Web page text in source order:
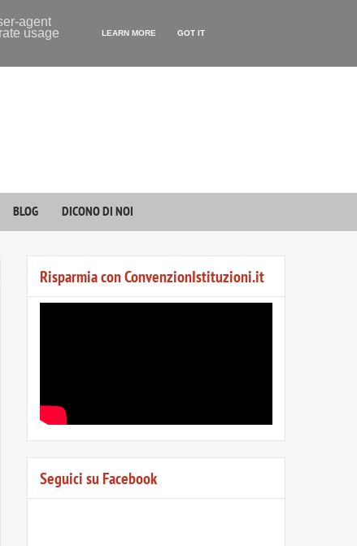
BLOG DICONO DI NOI
Risparmia con ConvenzionIstituzioni.it
Seguici su Facebook
agent
usage
LEARN MORE GOT IT